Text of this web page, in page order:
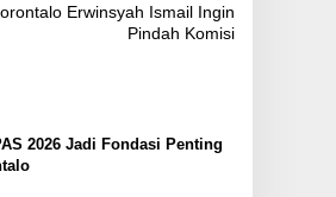
Erwinsyah Ismail Ingin
Pindah Komisi
2026 Jadi Fondasi Penting